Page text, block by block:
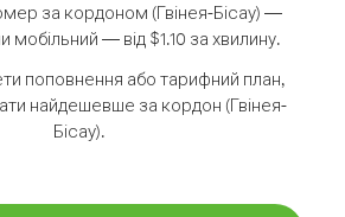
за кордоном (Гвінея-Бісау) —
мобільний — від $1.10 за хвилину.
поповнення або тарифний план,
найдешевше за кордон (Гвінея-
Бісау).